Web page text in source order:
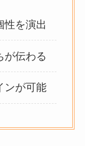
性を演出
が伝わる
ンが可能